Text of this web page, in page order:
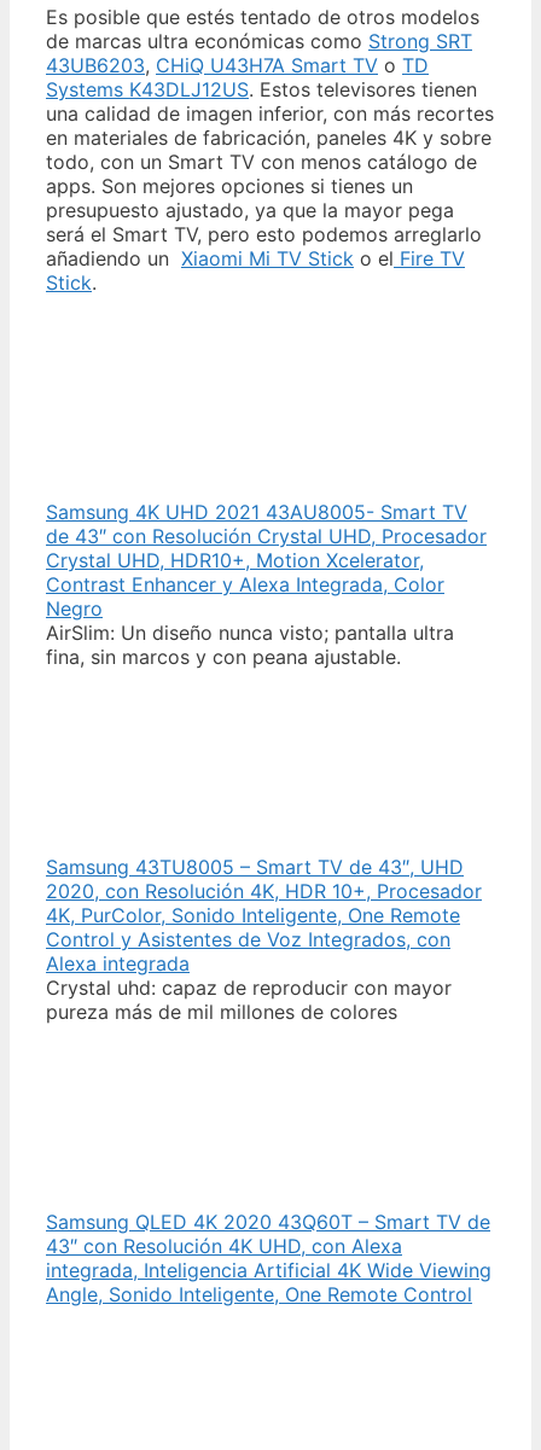
Es posible que estés tentado de otros modelos
de marcas ultra económicas como Strong SRT
43UB6203, CHiQ U43H7A Smart TV o TD
Systems K43DLJ12US. Estos televisores tienen
una calidad de imagen inferior, con más recortes
en materiales de fabricación, paneles 4K y sobre
todo, con un Smart TV con menos catálogo de
apps. Son mejores opciones si tienes un
presupuesto ajustado, ya que la mayor pega
será el Smart TV, pero esto podemos arreglarlo
añadiendo un Xiaomi Mi TV Stick o el Fire TV
Stick.
Samsung 4K UHD 2021 43AU8005- Smart TV
de 43″ con Resolución Crystal UHD, Procesador
Crystal UHD, HDR10+, Motion Xcelerator,
Contrast Enhancer y Alexa Integrada, Color
Negro
AirSlim: Un diseño nunca visto; pantalla ultra
fina, sin marcos y con peana ajustable.
Samsung 43TU8005 – Smart TV de 43″, UHD
2020, con Resolución 4K, HDR 10+, Procesador
4K, PurColor, Sonido Inteligente, One Remote
Control y Asistentes de Voz Integrados, con
Alexa integrada
Crystal uhd: capaz de reproducir con mayor
pureza más de mil millones de colores
Samsung QLED 4K 2020 43Q60T – Smart TV de
43″ con Resolución 4K UHD, con Alexa
integrada, Inteligencia Artificial 4K Wide Viewing
Angle, Sonido Inteligente, One Remote Control